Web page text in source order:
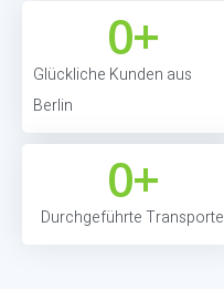
Glückliche Kunden aus
Berlin
0+
Durchgeführte Transporte
0+